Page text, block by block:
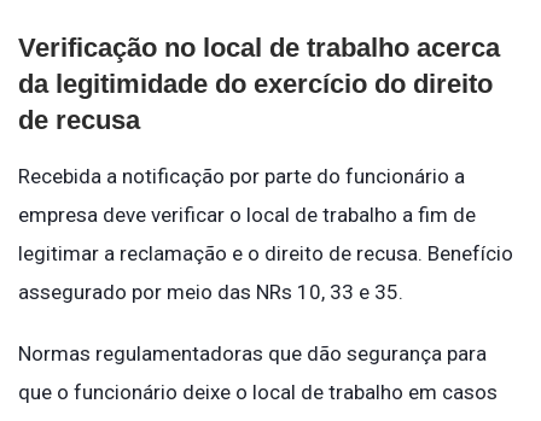
Verificação no local de trabalho acerca
da legitimidade do exercício do direito
de recusa
Recebida a notificação por parte do funcionário a
empresa deve verificar o local de trabalho a fim de
legitimar a reclamação e o direito de recusa. Benefício
assegurado por meio das NRs 10, 33 e 35.
Normas regulamentadoras que dão segurança para
que o funcionário deixe o local de trabalho em casos